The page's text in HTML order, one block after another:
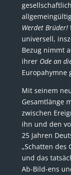
Werdet Brüder!
universell,
Bezug nimmt
ihrer Ode an
Europahymne
Mit seinem
Gesamtlänge
zwischen
ihn und den
25 Jahren
„Schatten des
und das
Ab-Bild-ens